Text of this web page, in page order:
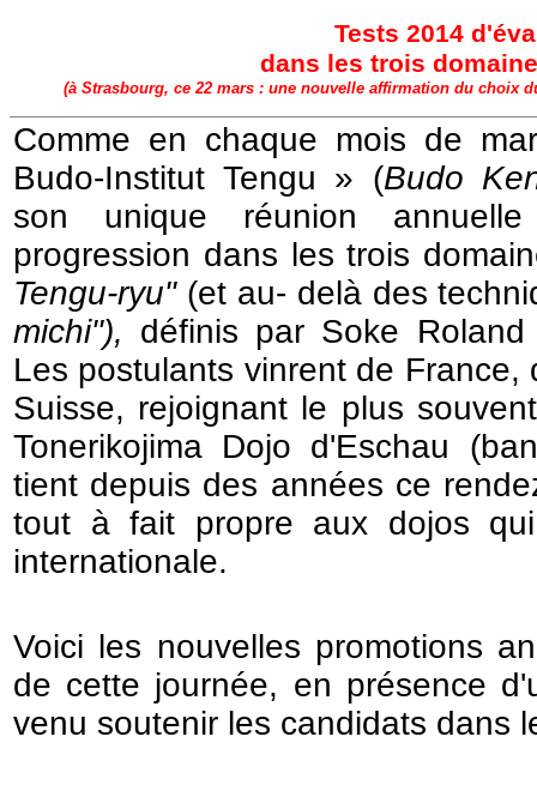
Tests 2014
dans les trois
(à Strasbourg, ce 22 mars : une nouvelle affirmation du choix
Comme en chaque mois de
Budo-Institut Tengu » (Budo
son unique réunion
progression dans les trois
Tengu-ryu"(et au- delà des
michi"), définis par Soke
Les postulants vinrent de
Suisse, rejoignant le plus
Tonerikojima Dojo d'Eschau
tient depuis des années ce
tout à fait propre aux dojos
internationale.
Voici les nouvelles promotions
de cette journée, en présence
venu soutenir les candidats dans